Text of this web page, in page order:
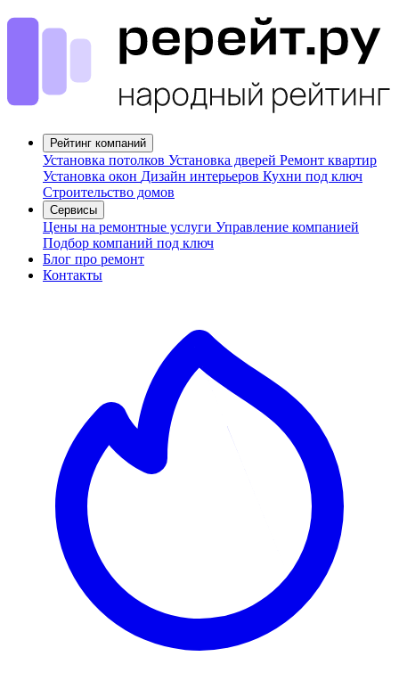
Рейтинг компаний
Установка потолков Установка дверей Ремонт квартир
Установка окон Дизайн интерьеров Кухни под ключ
Строительство домов
Сервисы
Цены на ремонтные услуги Управление компанией
Подбор компаний под ключ
Блог про ремонт
Контакты